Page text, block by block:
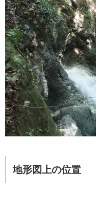
地形図上の位置